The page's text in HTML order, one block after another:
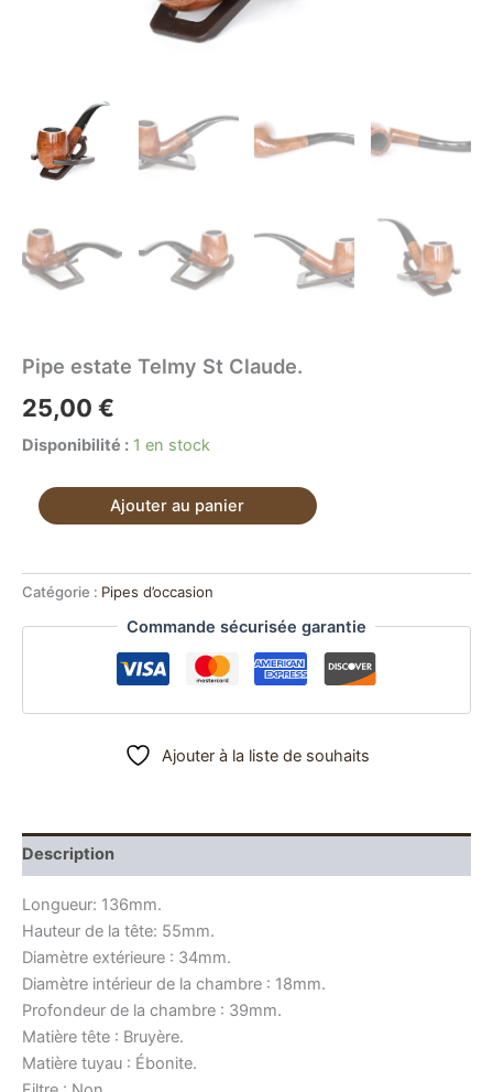
Pipe estate Telmy St Claude.
25,00 €
Disponibilité : 1 en stock
quantité
Telmy
Claude.
Ajouter au panier
Catégorie : Pipes d’occasion
Commande sécurisée garantie
Ajouter à la liste de souhaits
Description
Longueur: 136mm.
Hauteur de la tête: 55mm.
Diamètre extérieure : 34mm.
Diamètre intérieur de la chambre : 18mm.
Profondeur de la chambre : 39mm.
Matière tête : Bruyère.
Matière tuyau : Ébonite.